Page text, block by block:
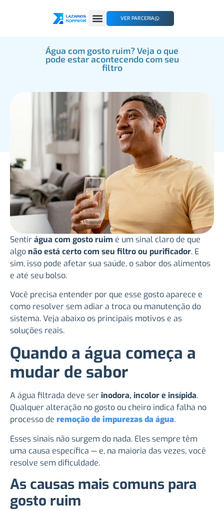
VER PARCERIA
Água com gosto ruim? Veja o que
pode estar acontecendo com seu
filtro
Sentirágua com gosto ruim é um sinal claro de que
algo não está certo com seu filtro ou purificador. E
sim, isso pode afetar sua saúde, o sabor dos alimentos
e até seu bolso.
Você precisa entender por que esse gosto aparece e
como resolver sem adiar a troca ou manutenção do
sistema. Veja abaixo os principais motivos e as
soluções reais.
Quando a água começa a
mudar de sabor
A água filtrada deve serinodora, incolor e insípida.
Qualquer alteração no gosto ou cheiro indica falha no
processo de remoção de impurezas da água.
Esses sinais não surgem do nada. Eles sempre têm
uma causa específica — e, na maioria das vezes, você
resolve sem dificuldade.
As causas mais comuns para
gosto ruim